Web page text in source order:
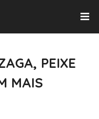
PEIXE
MAIS